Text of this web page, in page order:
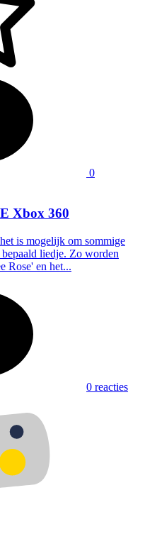
0
Xbox 360
is mogelijk om sommige
bepaald liedje. Zo worden
Rose' en het...
0 reacties